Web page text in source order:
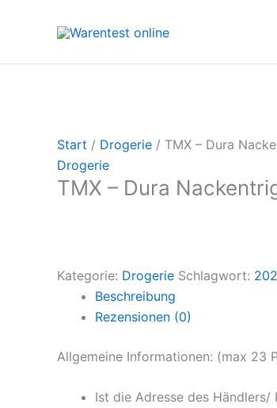
Start / Drogerie / TMX – Dura
Drogerie
TMX – Dura
Kategorie: Drogerie Schlagwort:
Beschreibung
Rezensionen (0)
Allgemeine Informationen: (max 23
Ist die Adresse des Händlers/